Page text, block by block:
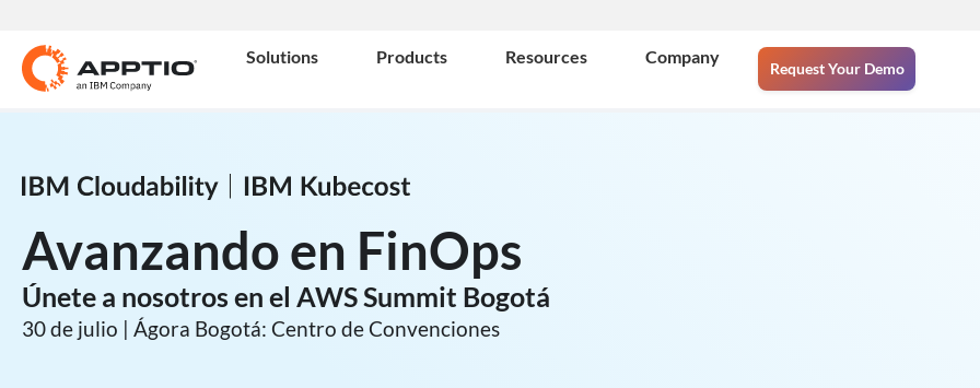
Solutions Products Resources Company
Request Your Demo
Avanzando en FinOps
Únete a nosotros en el AWS Summit Bogotá
30 de julio | Ágora Bogotá: Centro de Convenciones